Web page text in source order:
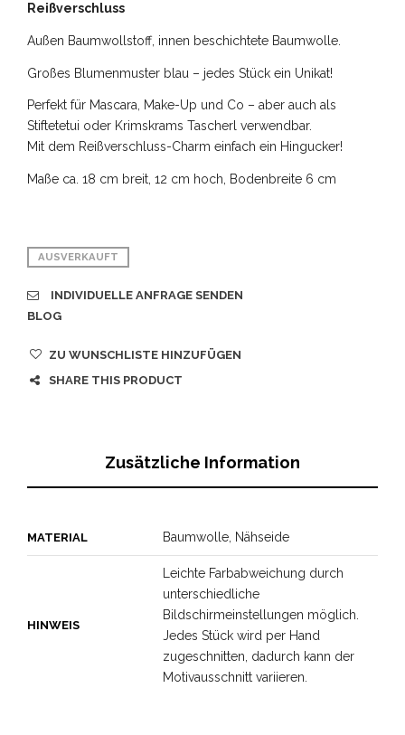
Reißverschluss
Außen Baumwollstoff, innen beschichtete Baumwolle.
Großes Blumenmuster blau – jedes Stück ein Unikat!
Perfekt für Mascara, Make-Up und Co – aber auch als
Stiftetetui oder Krimskrams Tascherl verwendbar.
Mit dem Reißverschluss-Charm einfach ein Hingucker!
Maße ca. 18 cm breit, 12 cm hoch, Bodenbreite 6 cm
AUSVERKAUFT
INDIVIDUELLE ANFRAGE SENDEN
BLOG
ZU WUNSCHLISTE HINZUFÜGEN
SHARE THIS PRODUCT
Zusätzliche Information
MATERIAL Baumwolle, Nähseide
HINWEIS
Leichte Farbabweichung durch
unterschiedliche
Bildschirmeinstellungen möglich.
Jedes Stück wird per Hand
zugeschnitten, dadurch kann der
Motivausschnitt variieren.